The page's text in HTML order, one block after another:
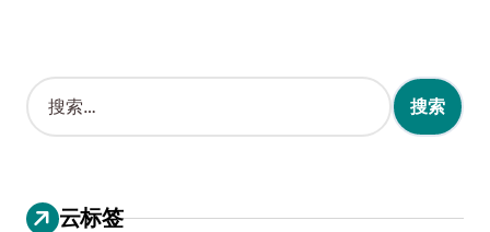
搜
索
：
云标签